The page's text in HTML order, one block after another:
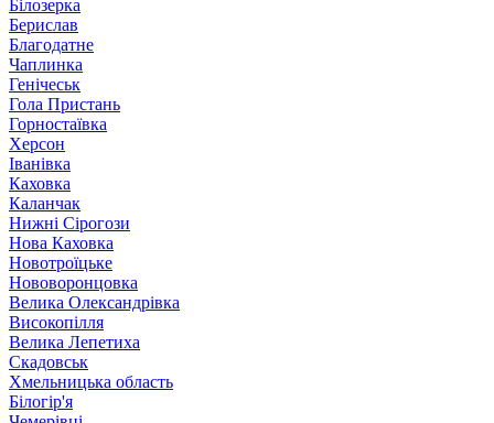
Білозерка
Берислав
Благодатне
Чаплинка
Генічеськ
Гола Пристань
Горностаївка
Херсон
Іванівка
Каховка
Каланчак
Нижні Сірогози
Нова Каховка
Новотроїцьке
Нововоронцовка
Велика Олександрівка
Високопілля
Велика Лепетиха
Скадовськ
Хмельницька область
Білогір'я